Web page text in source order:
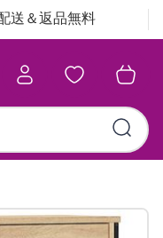
送＆返品無料